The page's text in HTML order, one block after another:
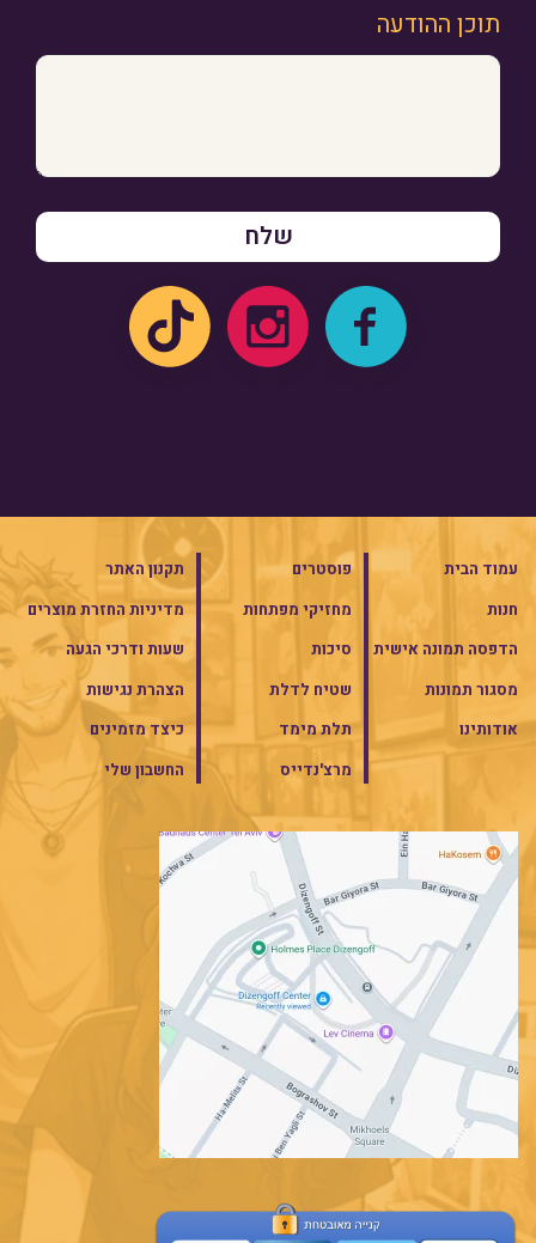
תוכן ההודעה
עמוד הבית
חנות
הדפסה תמונה אישית
מסגור תמונות
אודותינו
פוסטרים
מחזיקי מפתחות
סיכות
שטיח לדלת
תלת מימד
מרצ'נדייס
תקנון האתר
מדיניות החזרת מוצרים
שעות ודרכי הגעה
הצהרת נגישות
כיצד מזמינים
החשבון שלי